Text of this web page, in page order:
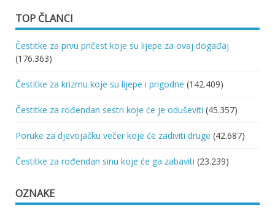
TOP ČLANCI
Čestitke za prvu pričest koje su lijepe za ovaj događaj
(176.363)
Čestitke za krizmu koje su lijepe i prigodne (142.409)
Čestitke za rođendan sestri koje će je oduševiti (45.357)
Poruke za djevojačku večer koje će zadiviti druge (42.687)
Čestitke za rođendan sinu koje će ga zabaviti (23.239)
OZNAKE